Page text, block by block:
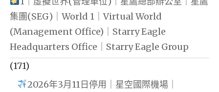
集團(SEG)｜World 1｜Virtual World
(Management Office)｜Starry Eagle
Headquarters Office｜Starry Eagle Group
(171)
2026年3月11日停用｜星空國際機場｜